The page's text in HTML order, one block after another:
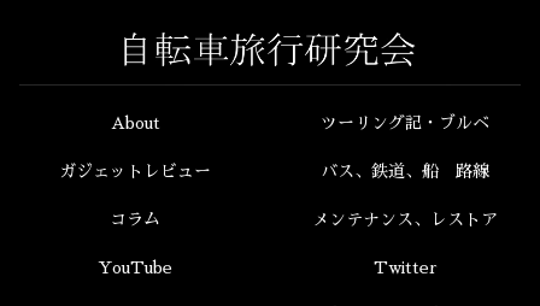
About ツーリング記・ブルベ
ガジェットレビュー バス、鉄道、船 路線
コラム メンテナンス、レストア
YouTube Twitter